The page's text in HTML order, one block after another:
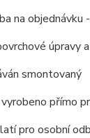
na
úpravy
smontovaný
přímo
pro osobní